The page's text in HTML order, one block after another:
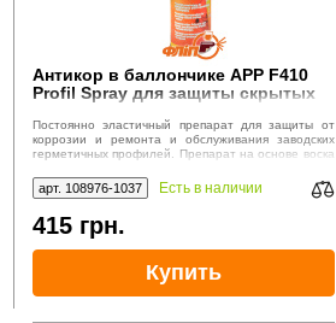
Антикор в баллончике APP F410
Profil Spray для защиты скрытых
Постоянно эластичный препарат для защиты от
коррозии и ремонта и обслуживания заводских
герметичных профилей. Препарат на основе воска
арт. 108976-1037 Есть в наличии
415 грн.
Купить